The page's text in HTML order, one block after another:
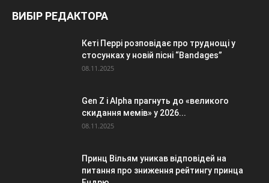
ВИБІР РЕДАКТОРА
Кеті Перрі розповідає про труднощі у
стосунках у новій пісні “Bandages”
08.11.2025
Gen Z і Alpha прагнуть до «великого
скидання мемів» у 2026...
08.11.2025
Принц Вільям уникав відповідей на
питання про зниження рейтингу принца